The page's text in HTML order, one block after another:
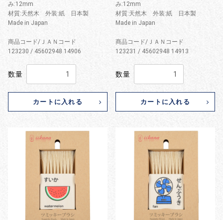
み:12mm
材質:天然木 外装:紙 日本製
Made in Japan
商品コード/ＪＡＮコード
123230 / 45602948 14906
数量
カートに入れる
み:12mm
材質:天然木 外装:紙 日本製
Made in Japan
商品コード/ＪＡＮコード
123231 / 45602948 14913
数量
カートに入れる